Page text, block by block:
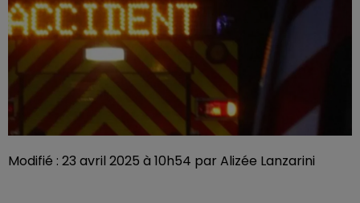
Modifié : 23 avril 2025 à 10h54 par Alizée Lanzarini